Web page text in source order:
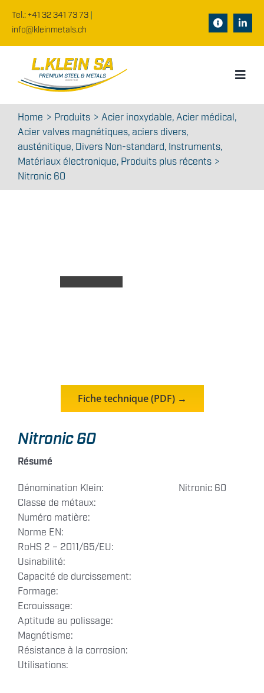
content
Tel.: +41 32 341 73 73|
info@kleinmetals.ch
Toggle
Home
Portrait
Home Produits Acier inoxydable Acier médical
Acier valves magnétiques aciers divers
austénitique Divers Non-standard Instruments
Matériaux électronique Produits plus récents
Nitronic 60
Fiche technique (PDF) →
Nitronic 60
Résumé
Dénomination Klein:
Nitronic 60
Classe de métaux:
Numéro matière:
Norme EN:
RoHS 2 – 2011/65/EU:
Usinabilité:
Capacité de durcissement:
Formage:
Ecrouissage:
Aptitude au polissage:
Magnétisme:
Résistance à la corrosion:
Utilisations: